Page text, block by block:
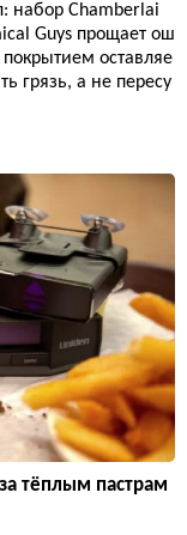
набор Chamberlai
Guys прощает ош
оставляе
грязь, а не пересу
тёплым пастрам